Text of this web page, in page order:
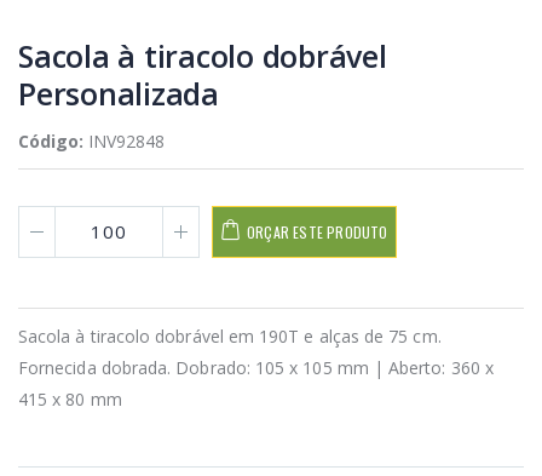
Sacola à tiracolo dobrável
Personalizada
Código: INV92848
ORÇAR ESTE PRODUTO
Sacola à tiracolo dobrável em 190T e alças de 75 cm.
Fornecida dobrada. Dobrado: 105 x 105 mm | Aberto: 360 x
415 x 80 mm